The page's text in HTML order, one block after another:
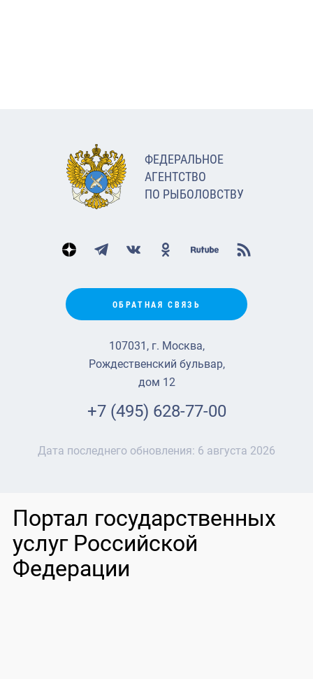
ФЕДЕРАЛЬНОЕ
АГЕНТСТВО
ПО РЫБОЛОВСТВУ
ОБРАТНАЯ СВЯЗЬ
107031, г. Москва,
Рождественский бульвар,
дом 12
+7 (495) 628-77-00
Дата последнего обновления: 6 августа 2026
Портал государственных
услуг Российской
Федерации